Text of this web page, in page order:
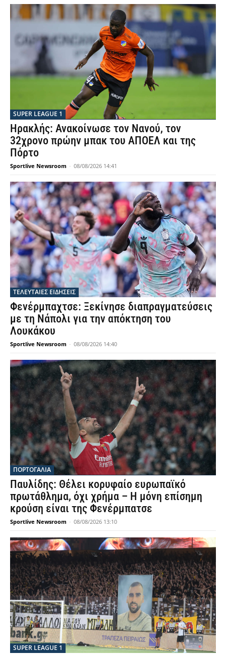
SUPER LEAGUE 1
Ηρακλής: Ανακοίνωσε τον Νανού, τον
32χρονο πρώην μπακ του ΑΠΟΕΛ και της
Πόρτο
Sportlive Newsroom - 08/08/2026 14:41
ΤΕΛΕΥΤΑΙΕΣ ΕΙΔΗΣΕΙΣ
Φενέρμπαχτσε: Ξεκίνησε διαπραγματεύσεις
με τη Νάπολι για την απόκτηση του
Λουκάκου
Sportlive Newsroom - 08/08/2026 14:40
ΠΟΡΤΟΓΑΛΙΑ
Παυλίδης: Θέλει κορυφαίο ευρωπαϊκό
πρωτάθλημα, όχι χρήμα – Η μόνη επίσημη
κρούση είναι της Φενέρμπατσε
Sportlive Newsroom - 08/08/2026 13:10
SUPER LEAGUE 1